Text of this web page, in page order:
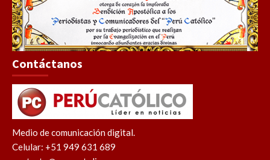
Contáctanos
Medio de comunicación digital.
Celular: +51 949 631 689